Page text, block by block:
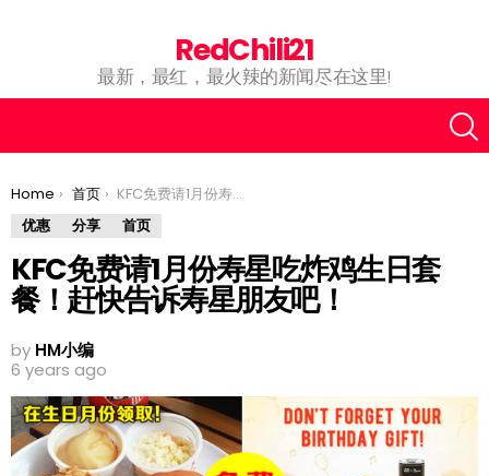
RedChili21
最新，最红，最火辣的新闻尽在这里!
You are here:
Home 首页
KFC免费请1月份寿星吃炸鸡生日套餐！赶快告诉寿星朋友吧！
优惠
分享 首页
KFC免费请1月份寿星吃炸鸡生日套
餐！赶快告诉寿星朋友吧！
by HM小编
6 years ago